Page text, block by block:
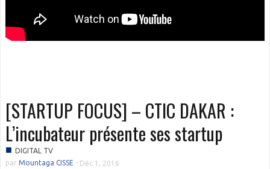
[STARTUP FOCUS] – CTIC DAKAR :
L’incubateur présente ses startup
■ DIGITAL TV
par Mountaga CISSE - Déc 1, 2016